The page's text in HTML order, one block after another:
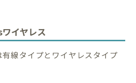
イヤレス
線タイプとワイヤレスタイプ